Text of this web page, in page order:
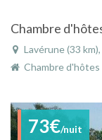
Lavérune (33 km),
Chambre d'hôtes
73€/nuit